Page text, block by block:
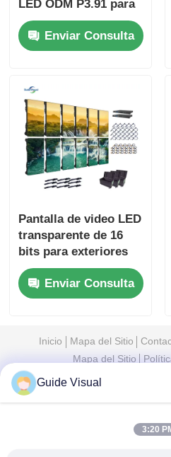
LED ODM P3.91 para
telones de fondo de
iglesias 800W
Enviar Consulta
Pantalla de video LED
transparente de 16
bits para exteriores
para exhibiciones y
espectáculos en
interiores
Enviar Consulta
Inicio Mapa del Sitio
Mapa del Sitio
De China.Copyright ©
Guide Visual
3:20